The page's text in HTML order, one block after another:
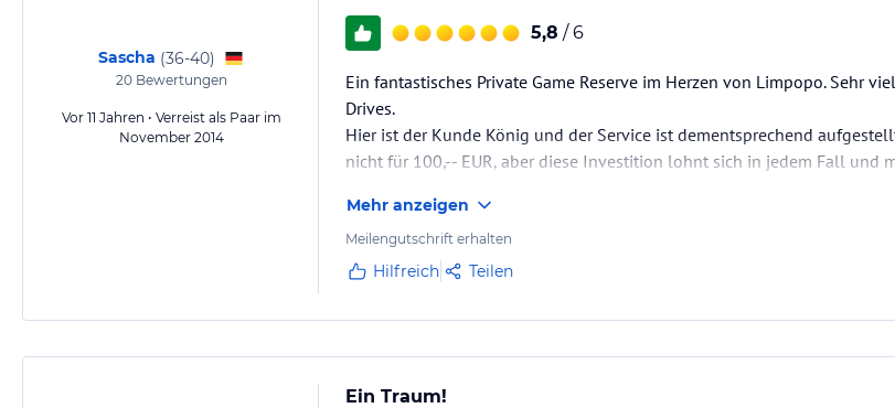
Sascha (36-40)
20Bewertungen
Vor 11 Jahren • Verreist als Paar im
November 2014
5,8 / 6
Ein fantastisches Private Game Reserve im Herzen von Limpopo. Sehr
Drives.
Hier ist der Kunde König und der Service ist dementsprechend
nicht für 100,-- EUR, aber diese Investition lohnt sich in jedem Fall und
Mehr anzeigen
Meilengutschrift erhalten
Hilfreich Teilen
Ein Traum!